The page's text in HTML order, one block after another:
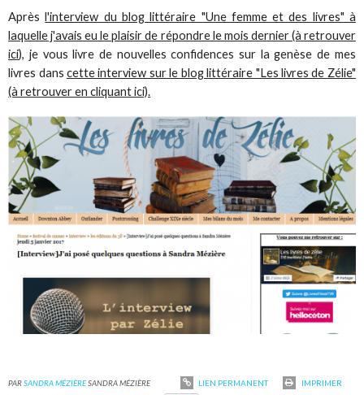
Après l'interview du blog littéraire "Une femme et des livres" à
laquelle j'avais eu le plaisir de répondre le mois dernier (à retrouver
ici), je vous livre de nouvelles confidences sur la genèse de mes
livres dans cette interview sur le blog littéraire "Les livres de Zélie"
(à retrouver en cliquant ici).
PARSANDRA MÉZIÈRESANDRA MÉZIÈRE LIEN PERMANENT
IMPRIMER